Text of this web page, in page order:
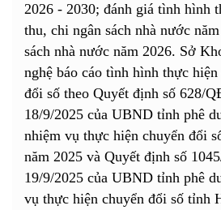
2026 - 2030; đánh giá tình hình
thu, chi ngân sách nhà nước
sách nhà nước năm 2026. Sở
nghệ báo cáo tình hình thực
đổi số theo Quyết định số 628/
18/9/2025 của UBND tỉnh phê
nhiệm vụ thực hiện chuyển đổi
năm 2025 và Quyết định số
19/9/2025 của UBND tỉnh phê
vụ thực hiện chuyển đổi số tỉnh